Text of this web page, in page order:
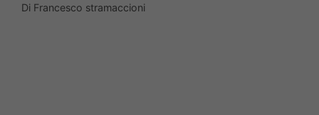
Di Francesco stramaccioni